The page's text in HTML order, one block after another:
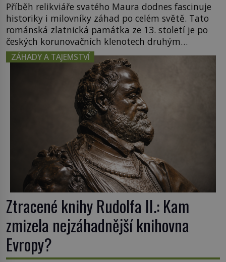
Příběh relikviáře svatého Maura dodnes fascinuje
historiky i milovníky záhad po celém světě. Tato
románská zlatnická památka ze 13. století je po
českých korunovačních klenotech druhým
nejcennějším movitým majetkem v České
republice. Přestože byl klenot v roce 1985 po
dramatickém pátrání kriminalistů úspěšně
nalezen, jeho minulost stále obestírá hustá mlha.
Otázky, jak přesně se tato […]
ZÁHADY A TAJEMSTVÍ
Ztracené knihy Rudolfa II.: Kam
zmizela nejzáhadnější knihovna
Evropy?